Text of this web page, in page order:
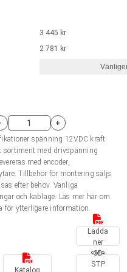
3 445 kr
2 781 kr
-
+
spänning 12VDC kraft
sortiment med drivspänning
med encoder,
Tillbehör för montering säljs
efter behov. Vanliga
och kablage. Läs mer här om
för ytterligare information.
Ladda
ner
sida
Katalog
3D
STP